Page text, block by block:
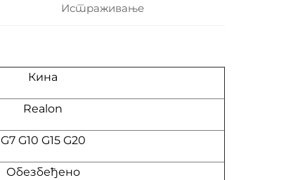
Истраживање
Кина
Realon
G7 G10 G15 G20
Обезбеђено